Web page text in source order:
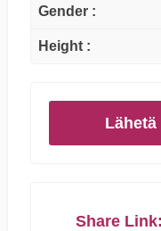
Gender :
Height :
Share Link: